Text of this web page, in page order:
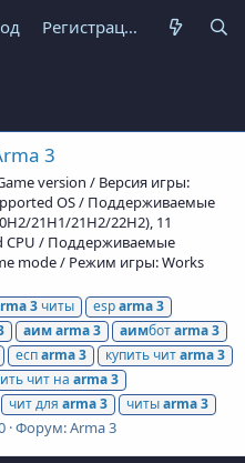
Регистрация
3
version / Версия игры:
OS / Поддерживаемые
21H1/21H2/22H2), 11
CPU / Поддерживаемые
mode / Режим игры: Works
3 читы esparma3
аимarma3 аимботarma3
еспarma3 купить читarma3
чит на arma3
чит для arma3 читыarma3
Форум:Arma 3